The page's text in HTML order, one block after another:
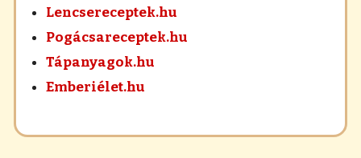
Lencsereceptek.hu
Pogácsareceptek.hu
Tápanyagok.hu
Emberiélet.hu